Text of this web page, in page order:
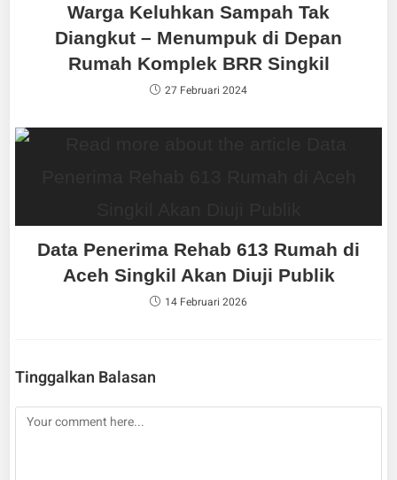
Warga Keluhkan Sampah Tak
Diangkut – Menumpuk di Depan
Rumah Komplek BRR Singkil
27 Februari 2024
Data Penerima Rehab 613 Rumah di
Aceh Singkil Akan Diuji Publik
14 Februari 2026
Tinggalkan Balasan